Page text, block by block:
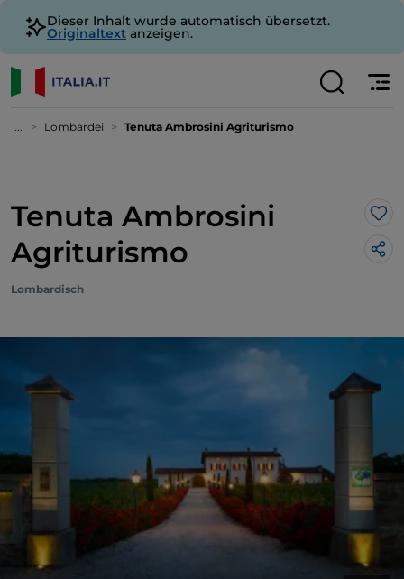
Dieser Inhalt wurde automatisch übersetzt.
Originaltext anzeigen.
... Lombardei Tenuta Ambrosini Agriturismo
Tenuta Ambrosini
Agriturismo
Lombardisch